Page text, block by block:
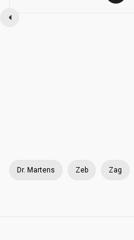
Dr. Martens Zeb Zag